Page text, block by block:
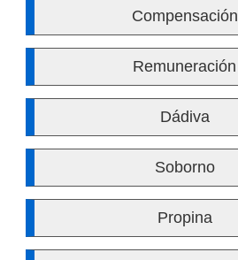
Compensación
Remuneración
Dádiva
Soborno
Propina